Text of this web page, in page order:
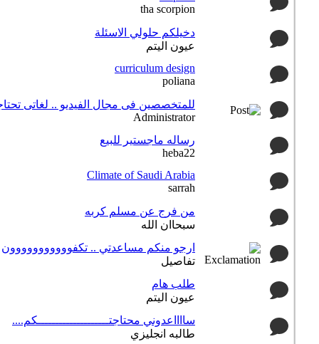
tha scorpion
دخيلكم حلولي الاسئلة
عيون اليتم
curriculum design
poliana
للمتخصصين فى مجال الفيديو .. لغاتى
Administrator
رساله ماجستير للبيع
heba22
Climate of Saudi Arabia
sarrah
من فرج عن مسلم كربه
سبحاان الله
ارجو منكم مساعدتي .. تكفووووووووووون
تفاصيل
طلب هام
عيون اليتم
سااااعدوني محتاجتــــــــــــــــــــكم....
طالبه انجليزي